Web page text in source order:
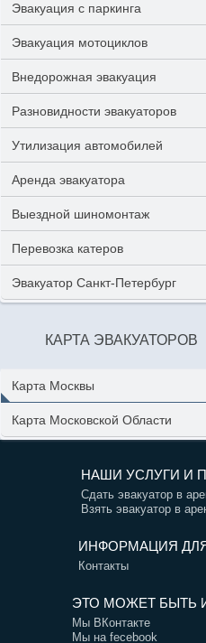
Эвакуация с паркинга
Эвакуация мотоциклов
Внедорожная эвакуация
Разновидности эвакуаторов
Утилизация автомобилей
Аренда эвакуатора
Выездной шиномонтаж
Перевозка катеров
Эвакуатор Санкт-Петербург
КАРТА ЭВАКУАТОРОВ
Карта Москвы
Карта Московской Области
НАШИ УСЛУГИ И
Сдать эвакуатор в
Взять эвакуатор в
ИНФОРМАЦИЯ
Контакты
ЭТО МОЖЕТ БЫТЬ
Мы ВКонтакте
Мы на fecebook